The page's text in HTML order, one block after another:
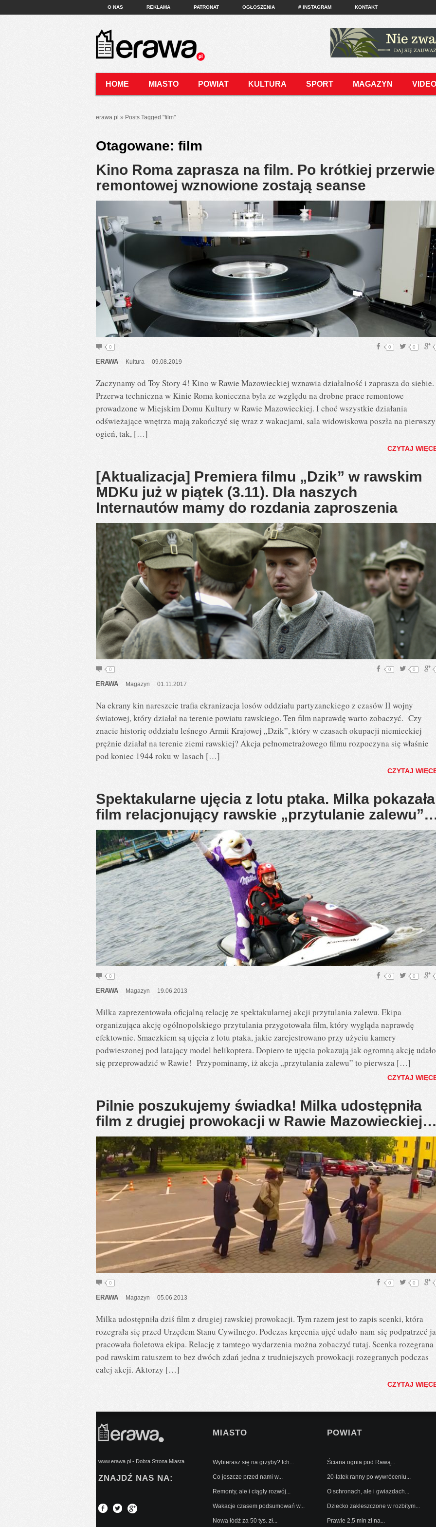
O NAS REKLAMA PATRONAT OGŁOSZENIA # INSTAGRAM KONTAKT
HOME MIASTO POWIAT KULTURA SPORT MAGAZYN VIDEO
erawa.pl » Posts Tagged "film"
Otagowane: film
Kino Roma zaprasza na film. Po krótkiej przerwie
remontowej wznowione zostają seanse
0 0
0
ERAWA Kultura 09.08.2019
Zaczynamy od Toy Story 4! Kino w Rawie Mazowieckiej wznawia działalność i zaprasza do
Przerwa techniczna w Kinie Roma konieczna była ze względu na drobne prace remontowe
prowadzone w Miejskim Domu Kultury w Rawie Mazowieckiej. I choć wszystkie działania
odświeżające wnętrza mają zakończyć się wraz z wakacjami, sala widowiskowa poszła na pierwszy
ogień, tak, […]
CZYTAJ
[Aktualizacja] Premiera filmu „Dzik” w rawskim
MDKu już w piątek (3.11). Dla naszych
Internautów mamy do rozdania zaproszenia
0 0
0
ERAWA Magazyn 01.11.2017
Na ekrany kin nareszcie trafia ekranizacja losów oddziału partyzanckiego z czasów II wojny
światowej, który działał na terenie powiatu rawskiego. Ten film naprawdę warto zobaczyć. Czy
znacie historię oddziału leśnego Armii Krajowej „Dzik”, który w czasach okupacji niemieckiej
prężnie działał na terenie ziemi rawskiej? Akcja pełnometrażowego filmu rozpoczyna się właśnie
pod koniec 1944 roku w lasach […]
CZYTAJ
Spektakularne ujęcia z lotu ptaka. Milka pokazała
film relacjonujący rawskie „przytulanie
0 0
0
ERAWA Magazyn 19.06.2013
Milka zaprezentowała oficjalną relację ze spektakularnej akcji przytulania zalewu. Ekipa
organizująca akcję ogólnopolskiego przytulania przygotowała film, który wygląda naprawdę
efektownie. Smaczkiem są ujęcia z lotu ptaka, jakie zarejestrowano przy użyciu kamery
podwieszonej pod latający model helikoptera. Dopiero te ujęcia pokazują jak ogromną akcję udało
się przeprowadzić w Rawie! Przypominamy, iż akcja „przytulania zalewu” to pierwsza […]
CZYTAJ
Pilnie poszukujemy świadka! Milka udostępniła
film z drugiej prowokacji w Rawie
0 0
0
ERAWA Magazyn 05.06.2013
Milka udostępniła dziś film z drugiej rawskiej prowokacji. Tym razem jest to zapis scenki, która
rozegrała się przed Urzędem Stanu Cywilnego. Podczas kręcenia ujęć udało nam się podpatrzeć
pracowała fioletowa ekipa. Relację z tamtego wydarzenia można zobaczyć tutaj. Scenka rozegrana
pod rawskim ratuszem to bez dwóch zdań jedna z trudniejszych prowokacji rozegranych podczas
całej akcji. Aktorzy […]
CZYTAJ
www.erawa.pl - Dobra Strona Miasta
ZNAJDŹ NAS NA:
MIASTO
Wybierasz się na grzyby? Ich...
Co jeszcze przed nami w...
Remonty, ale i ciągły rozwój...
Wakacje czasem podsumowań w...
Nowa łódź za 50 tys. zł...
POWIAT
Ściana ognia pod Rawą...
20-latek ranny po wywróceniu...
O schronach, ale i gwiazdach...
Dziecko zakleszczone w rozbitym...
Prawie 2,5 mln zł na...